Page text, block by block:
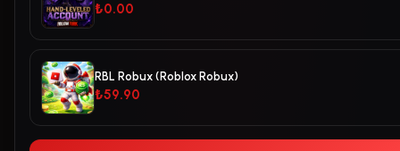
₺0.00
RBL Robux (Roblox Robux)
₺59.90